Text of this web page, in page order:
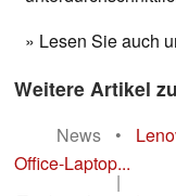
» Lesen Sie auch
Weitere Artikel
News •
Office-Laptop...
|